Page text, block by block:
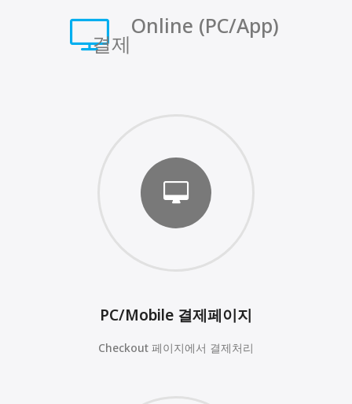
Online (PC/App)
결제
PC/Mobile 결제페이지
Checkout 페이지에서 결제처리